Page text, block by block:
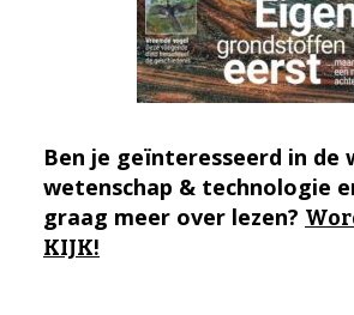
Ben je geïnteresseerd in de
wetenschap & technologie
graag meer over lezen?
KIJK!